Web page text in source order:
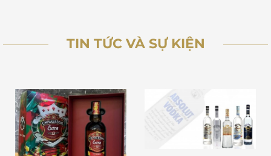
TIN TỨC VÀ SỰ KIỆN